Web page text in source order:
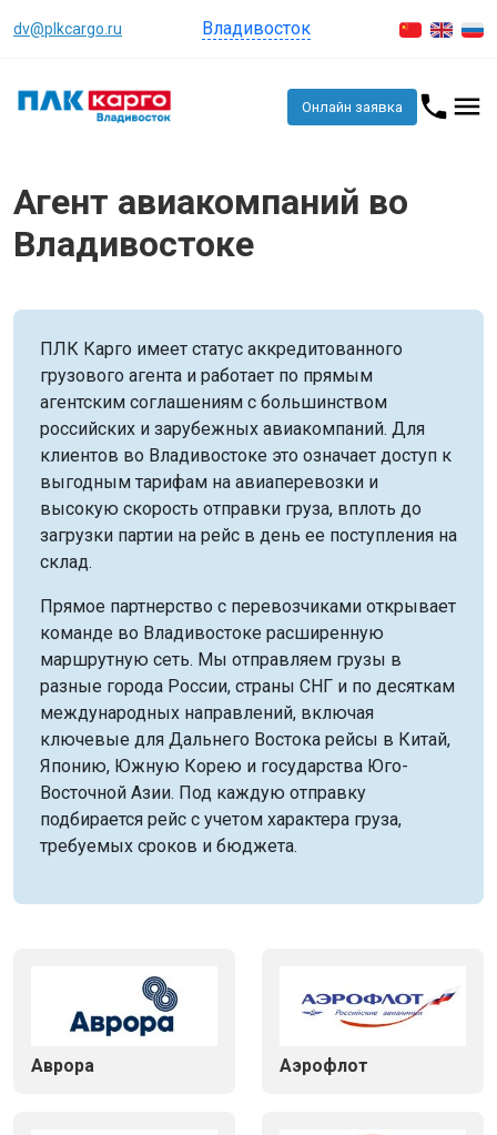
dv@plkcargo.ru Владивосток
Онлайн заявка
Агент авиакомпаний во
Владивостоке
ПЛК Карго имеет статус аккредитованного
грузового агента и работает по прямым
агентским соглашениям с большинством
российских и зарубежных авиакомпаний. Для
клиентов во Владивостоке это означает доступ к
выгодным тарифам на авиаперевозки и
высокую скорость отправки груза, вплоть до
загрузки партии на рейс в день ее поступления на
склад.
Прямое партнерство с перевозчиками открывает
команде во Владивостоке расширенную
маршрутную сеть. Мы отправляем грузы в
разные города России, страны СНГ и по десяткам
международных направлений, включая
ключевые для Дальнего Востока рейсы в Китай,
Японию, Южную Корею и государства Юго-
Восточной Азии. Под каждую отправку
подбирается рейс с учетом характера груза,
требуемых сроков и бюджета.
Аврора Аэрофлот